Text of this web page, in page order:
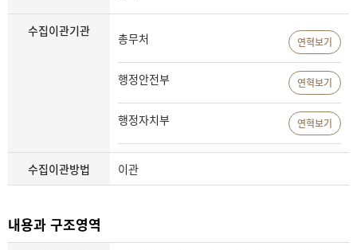
수집이관기관 총무처 연혁보기
행정안전부 연혁보기
행정자치부 연혁보기
수집이관방법 이관
내용과 구조영역